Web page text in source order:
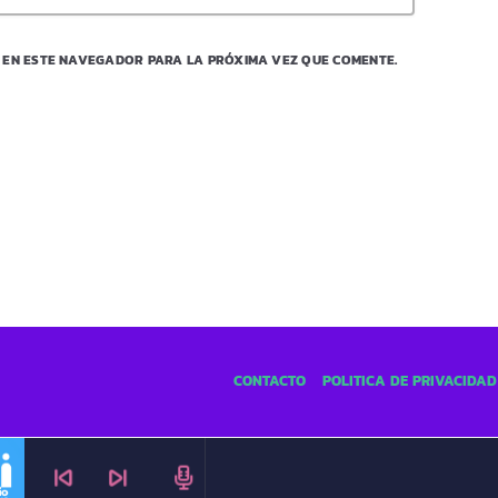
skip_previous skip_next radio
ESTE NAVEGADOR PARA LA PRÓXIMA VEZ QUE COMENTE.
CONTACTO POLÍTICA DE PRIVACIDAD